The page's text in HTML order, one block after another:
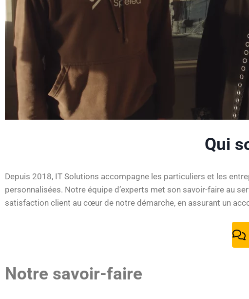
Qui
Depuis 2018, IT Solutions accompagne les particuliers et les
personnalisées. Notre équipe d’experts met son savoir-faire au
satisfaction client au cœur de notre démarche, en assurant un
Notre savoir-faire